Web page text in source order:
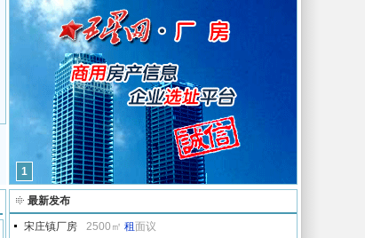
1
最新发布
宋庄镇厂房 2500㎡ 租面议